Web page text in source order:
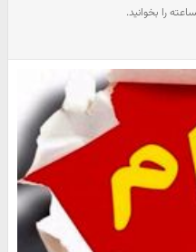
را بخوانید.